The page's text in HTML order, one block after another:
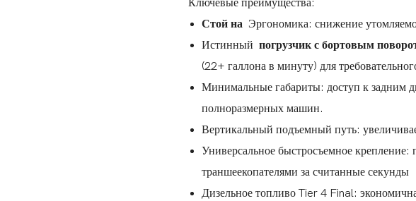
Ключевые преимущества:
Стой на Эргономика: снижение
Истинный погрузчик с бортовым
(22+ галлона в минуту) для
Минимальные габариты: доступ к задним
полноразмерных машин.
Вертикальный подъемный путь:
Универсальное быстросъемное
траншеекопателями за считанные секунды
Дизельное топливо Tier 4 Final: